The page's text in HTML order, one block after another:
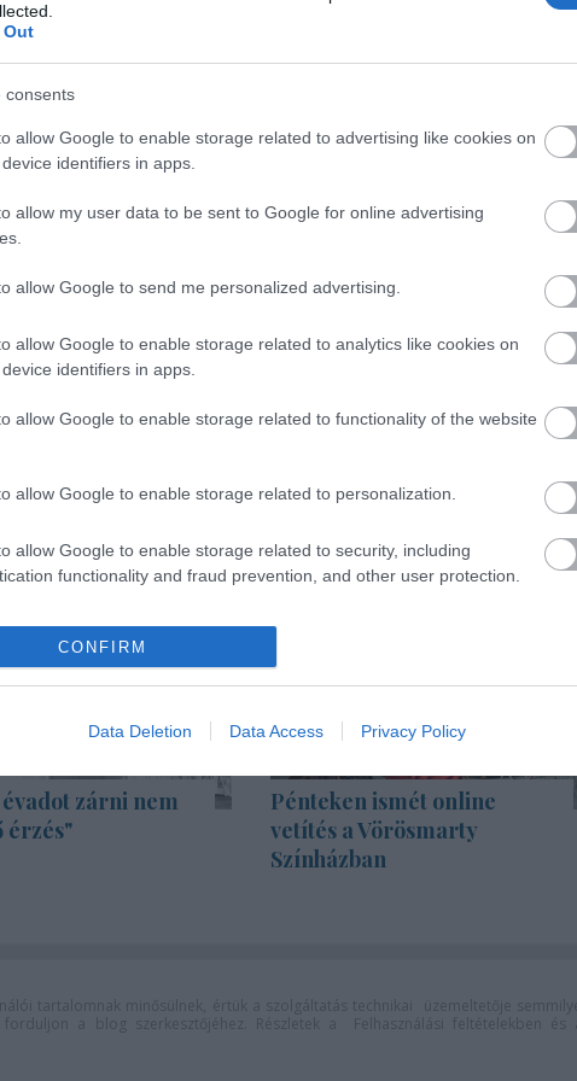
consents
allow Google to enable storage related to advertising like cookies on
identifiers in apps.
allow my user data to be sent to Google for online advertising
allow Google to send me personalized advertising.
allow Google to enable storage related to analytics like cookies on
identifiers in apps.
allow Google to enable storage related to functionality of the website
allow Google to enable storage related to personalization.
allow Google to enable storage related to security, including
functionality and fraud prevention, and other user protection.
CONFIRM
Data Deletion Data Access Privacy Policy
Lovasi András, Müller Péter Sziámi, Palya Bea,
Jordán Tamás Kulka János
Jeney Zoltán ésSebő Ferenczeneszerző,Kovács
írták alá.
tölthető le.
Forrás: MTI
évadot zárni nem
érzés"
Pénteken ismét online
vetítés a Vörösmarty
Színházban